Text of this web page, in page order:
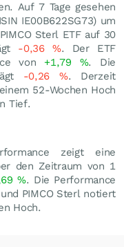
Auf 7 Tage gesehen
IE00B622SG73) um
Sterl ETF auf 30
-0,36 %. Der ETF
von +1,79 %. Die
-0,26 %. Derzeit
52-Wochen Hoch
Tief.
zeigt eine
den Zeitraum von 1
%. Die Performance
PIMCO Sterl notiert
Hoch.